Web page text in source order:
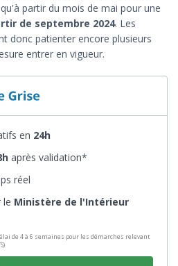
partir du mois de mai pour une
de septembre 2024. Les
donc patienter encore plusieurs
entrer en vigueur.
en 24h
après validation*
réel
le Ministère de l'Intérieur
de 4 à 6 semaines pour les démarches relevant